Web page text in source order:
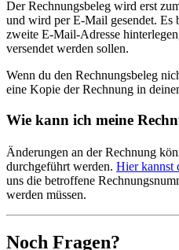
Der Rechnungsbeleg wird erst
und wird per E-Mail gesendet. Es
zweite E-Mail-Adresse
versendet werden sollen.
Wenn du den Rechnungsbeleg
eine Kopie der Rechnung in
Wie kann ich meine
Änderungen an der Rechnung
durchgeführt werden. Hier kannst
uns die betroffene
werden müssen.
Noch Fragen?